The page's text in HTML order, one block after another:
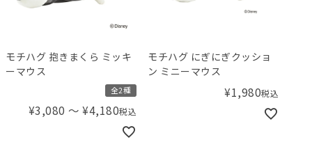
モチハグ 抱きまくら ミッキ
ーマウス
全2種
¥3,080 〜 ¥4,180税込
モチハグ にぎにぎクッショ
ン ミニーマウス
¥1,980税込